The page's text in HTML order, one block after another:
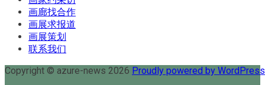
画廊找合作
画展求报道
画展策划
联系我们
Copyright © azure-news 2026 Proudly powered by